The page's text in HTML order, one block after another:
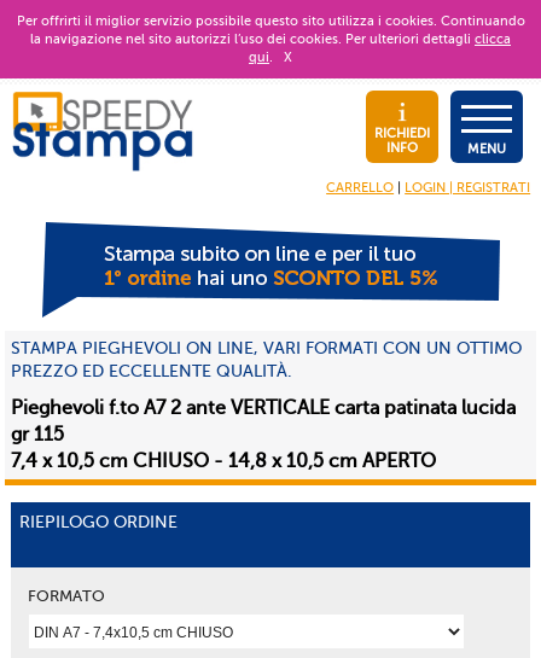
Per offrirti il miglior servizio possibile questo sito utilizza i cookies. Continuando
la navigazione nel sito autorizzi l’uso dei cookies. Per ulteriori dettagli clicca
qui. X
RICHIEDI
INFO
MENU
CARRELLO LOGIN | REGISTRATI
STAMPA PIEGHEVOLI ON LINE, VARI FORMATI CON UN OTTIMO
PREZZO ED ECCELLENTE QUALITÀ.
Pieghevoli f.to A7 2 ante VERTICALE carta patinata lucida
gr 115
7,4 x 10,5 cm CHIUSO - 14,8 x 10,5 cm APERTO
RIEPILOGO ORDINE
FORMATO